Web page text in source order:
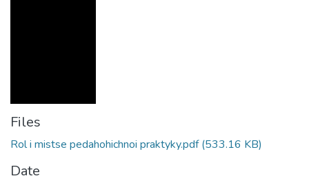
Files
Rol i mistse pedahohichnoi praktyky.pdf(533.16 KB)
Date